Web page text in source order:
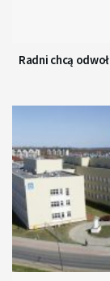
Radni chcą